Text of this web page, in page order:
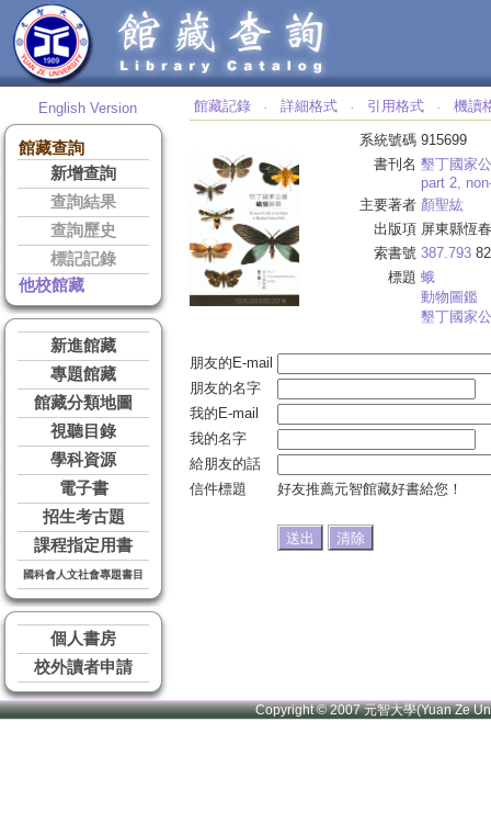
English Version
館藏查詢
新增查詢
查詢結果
查詢歷史
標記記錄
他校館藏
新進館藏
專題館藏
館藏分類地圖
視聽目錄
學科資源
電子書
招生考古題
課程指定用書
國科會人文社會專題書目
個人書房
校外讀者申請
館藏記錄 ‧ 詳細格式 ‧ 引用格式 ‧ 機讀
系統號碼 915699
書刊名 墾丁國家
part 2,
主要著者 顏聖紘
出版項 屏東縣恆
索書號 387.793
標題 蛾
動物圖鑑
墾丁國家
朋友的E-mail
朋友的名字
我的E-mail
我的名字
給朋友的話
信件標題
好友推薦元智館藏好書給您！
Copyright © 2007 元智大學(Yuan Ze